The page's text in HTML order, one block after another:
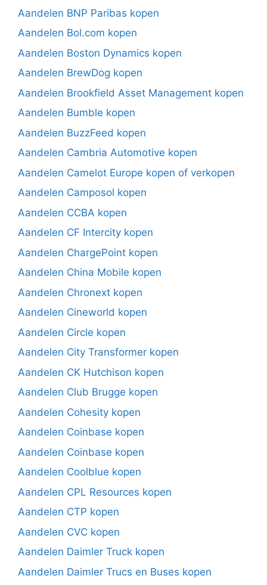
Aandelen BNP Paribas kopen
Aandelen Bol.com kopen
Aandelen Boston Dynamics kopen
Aandelen BrewDog kopen
Aandelen Brookfield Asset Management kopen
Aandelen Bumble kopen
Aandelen BuzzFeed kopen
Aandelen Cambria Automotive kopen
Aandelen Camelot Europe kopen of verkopen
Aandelen Camposol kopen
Aandelen CCBA kopen
Aandelen CF Intercity kopen
Aandelen ChargePoint kopen
Aandelen China Mobile kopen
Aandelen Chronext kopen
Aandelen Cineworld kopen
Aandelen Circle kopen
Aandelen City Transformer kopen
Aandelen CK Hutchison kopen
Aandelen Club Brugge kopen
Aandelen Cohesity kopen
Aandelen Coinbase kopen
Aandelen Coinbase kopen
Aandelen Coolblue kopen
Aandelen CPL Resources kopen
Aandelen CTP kopen
Aandelen CVC kopen
Aandelen Daimler Truck kopen
Aandelen Daimler Trucs en Buses kopen